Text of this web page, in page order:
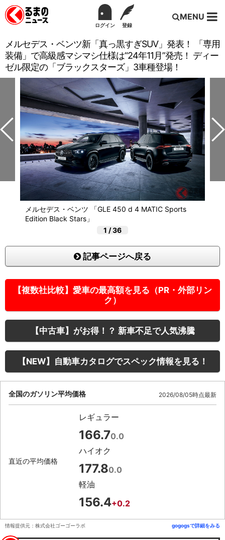
ログイン 登録
MENU
メルセデス・ベンツ新「真っ黒すぎSUV」発表！ 「専用
装備」で高級感マシマシ仕様は“24年11月”発売！ ディー
ゼル限定の「ブラックスターズ」3車種登場！
メルセデス・ベンツ 「GLE 450 d 4 MATIC Sports
Edition Black Stars」
1 /36
記事ページへ戻る
【複数社比較】愛車の最高額を見る（PR・外部リン
ク）
【中古車】がお得！？ 新車不足で人気沸騰
【NEW】自動車カタログでスペック情報を見る！
全国のガソリン平均価格 2026/08/05時点最新
直近の平均価格
レギュラー
166.70.0
ハイオク
177.80.0
軽油
156.4+0.2
情報提供元：株式会社ゴーゴーラボ gogogsで詳細をみる